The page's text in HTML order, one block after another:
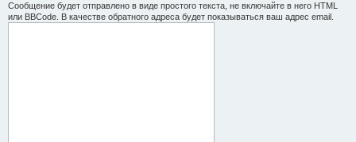
Сообщение будет отправлено в виде простого текста, не включайте в него HTML
или BBCode. В качестве обратного адреса будет показываться ваш адрес email.